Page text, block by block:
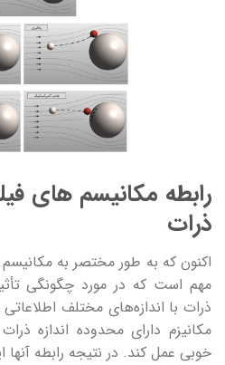
رابطه مکانیسم های
ذرات
اکنون که به طور مختصر به
مهم است که در مورد چگونگی
ذرات با اندازه‌های مختلف
مکانیزم دارای محدوده اندازه
خوبی عمل کند. در نتیجه رابطه